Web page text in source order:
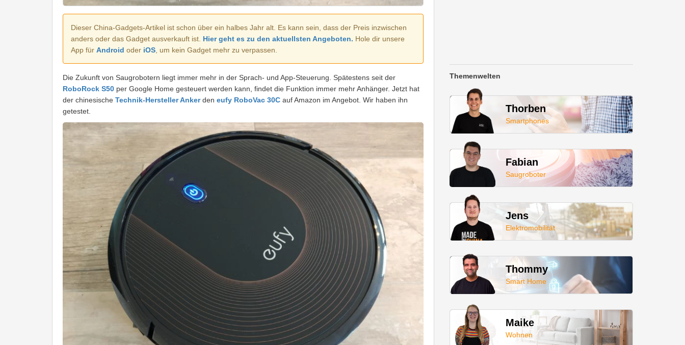
Dieser China-Gadgets-Artikel ist schon über ein halbes Jahr alt. Es kann sein, dass der Preis inzwischen
anders oder das Gadget ausverkauft ist. Hier geht es zu den aktuellsten Angeboten. Hole dir unsere
App für Android oder iOS , um kein Gadget mehr zu verpassen.
Die Zukunft von Saugrobotern liegt immer mehr in der Sprach- und App-Steuerung. Spätestens seit der
RoboRock S50 per Google Home gesteuert werden kann, findet die Funktion immer mehr Anhänger. Jetzt hat
der chinesische Technik-Hersteller Ankerden eufy RoboVac 30C auf Amazon im Angebot. Wir haben ihn
getestet.
Themenwelten
Thorben
Smartphones
Fabian
Saugroboter
Jens
Elektromobilität
Thommy
Smart Home
Maike
Wohnen